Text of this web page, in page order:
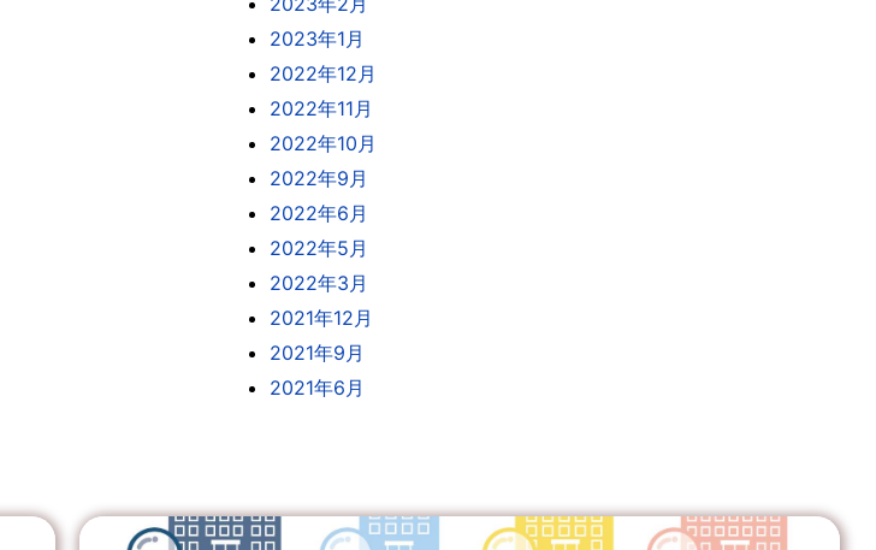
2023年1月
2022年12月
2022年11月
2022年10月
2022年9月
2022年6月
2022年5月
2022年3月
2021年12月
2021年9月
2021年6月